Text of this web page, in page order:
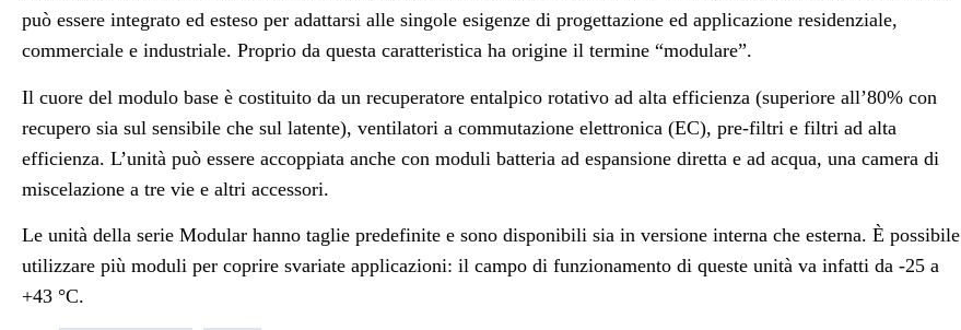
può essere integrato ed esteso per adattarsi alle singole esigenze di progettazione ed applicazione residenziale,
commerciale e industriale. Proprio da questa caratteristica ha origine il termine “modulare”.
Il cuore del modulo base è costituito da un recuperatore entalpico rotativo ad alta efficienza (superiore all’80% con
recupero sia sul sensibile che sul latente), ventilatori a commutazione elettronica (EC), pre-filtri e filtri ad alta
efficienza. L’unità può essere accoppiata anche con moduli batteria ad espansione diretta e ad acqua, una camera di
miscelazione a tre vie e altri accessori.
Le unità della serie Modular hanno taglie predefinite e sono disponibili sia in versione interna che esterna. È possibile
utilizzare più moduli per coprire svariate applicazioni: il campo di funzionamento di queste unità va infatti da -25 a
+43 °C.